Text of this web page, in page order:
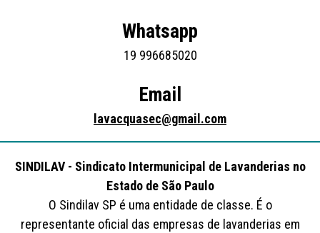
Whatsapp
19 996685020
Email
lavacquasec@gmail.com
SINDILAV - Sindicato Intermunicipal de Lavanderias no
Estado de São Paulo
O Sindilav SP é uma entidade de classe. É o
representante oficial das empresas de lavanderias em